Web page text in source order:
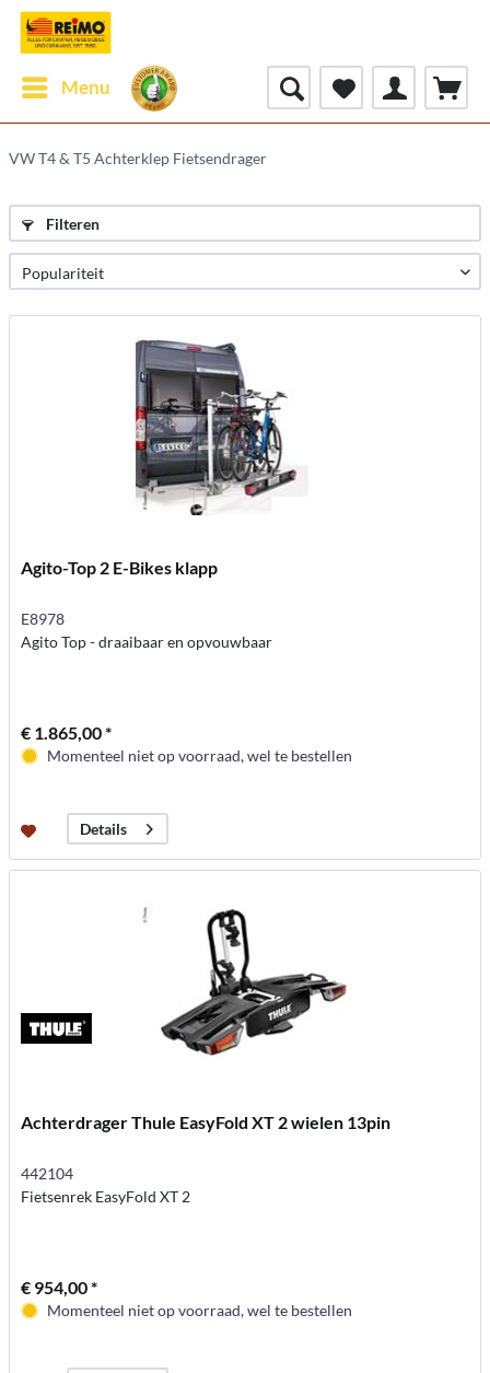
Menu
VW T4 & T5 Achterklep Fietsendrager
Filteren
Agito-Top 2 E-Bikes klapp
E8978
Agito Top - draaibaar en opvouwbaar
€ 1.865,00 *
Momenteel niet op voorraad, wel te bestellen
Details
Achterdrager Thule EasyFold XT 2 wielen 13pin
442104
Fietsenrek EasyFold XT 2
€ 954,00 *
Momenteel niet op voorraad, wel te bestellen